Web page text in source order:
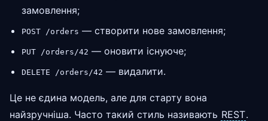
замовлення;
POST /orders — створити нове замовлення;
PUT /orders/42 — оновити існуюче;
DELETE /orders/42 — видалити.
Це не єдина модель, але для старту вона
найзручніша. Часто такий стиль називають REST.